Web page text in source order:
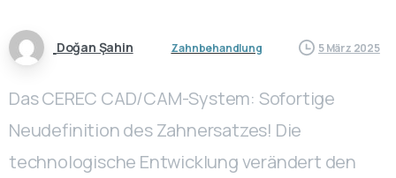
Doğan Şahin Zahnbehandlung 5 März 2025
Das CEREC CAD/CAM-System: Sofortige
Neudefinition des Zahnersatzes! Die
technologische Entwicklung verändert den